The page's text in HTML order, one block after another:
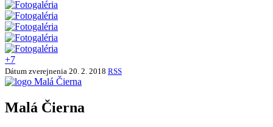
+7
Dátum zverejnenia 20. 2. 2018 RSS
Malá Čierna